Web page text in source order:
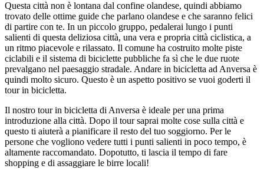
Questa città non è lontana dal confine olandese, quindi abbiamo
trovato delle ottime guide che parlano olandese e che saranno felici
di partire con te. In un piccolo gruppo, pedalerai lungo i punti
salienti di questa deliziosa città, una vera e propria città ciclistica, a
un ritmo piacevole e rilassato. Il comune ha costruito molte piste
ciclabili e il sistema di biciclette pubbliche fa sì che le due ruote
prevalgano nel paesaggio stradale. Andare in bicicletta ad Anversa è
quindi molto sicuro. Questo è un aspetto positivo se vuoi goderti il
tour in bicicletta.
Il nostro tour in bicicletta di Anversa è ideale per una prima
introduzione alla città. Dopo il tour saprai molte cose sulla città e
questo ti aiuterà a pianificare il resto del tuo soggiorno. Per le
persone che vogliono vedere tutti i punti salienti in poco tempo, è
altamente raccomandato. Dopotutto, ti lascia il tempo di fare
shopping e di assaggiare le birre locali!